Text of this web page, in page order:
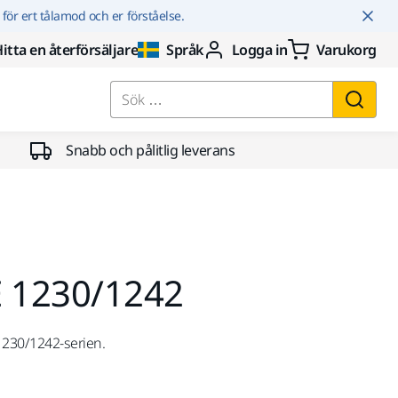
ert tålamod och er förståelse.
en återförsäljare Språk Logga in Varukorg
Sök …
Snabb och pålitlig leverans
1230/1242
1242-serien.